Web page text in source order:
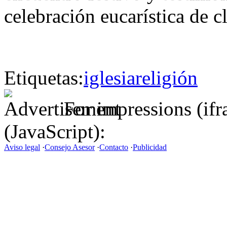
celebración eucarística de
Etiquetas:iglesiareligión
For impressions
(JavaScript):
Aviso legal ·Consejo Asesor·Contacto ·Publicidad